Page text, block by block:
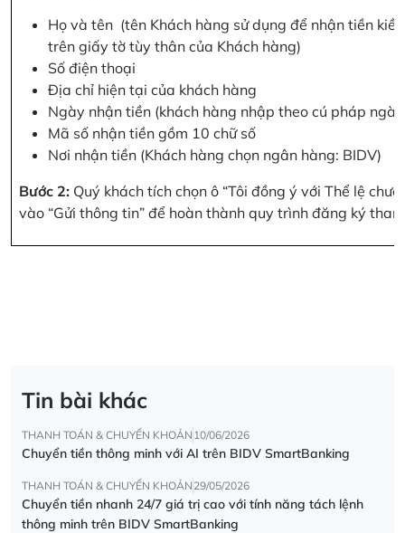
Họ và tên (tên Khách hàng sử dụng để nhận tiền
trên giấy tờ tùy thân của Khách hàng)
Số điện thoại
Địa chỉ hiện tại của khách hàng
Ngày nhận tiền (khách hàng nhập theo cú pháp
Mã số nhận tiền gồm 10 chữ số
Nơi nhận tiền (Khách hàng chọn ngân hàng: BIDV)
Bước 2: Quý khách tích chọn ô “Tôi đồng ý với Thể lệ
vào “Gửi thông tin” để hoàn thành quy trình đăng ký
Tin bài khác
THANH TOÁN & CHUYỂN KHOẢN 10/06/2026
Chuyển tiền thông minh với AI trên BIDV SmartBanking
THANH TOÁN & CHUYỂN KHOẢN 29/05/2026
Chuyển tiền nhanh 24/7 giá trị cao với tính năng tách lệnh
thông minh trên BIDV SmartBanking